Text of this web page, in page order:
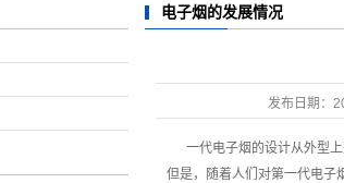
电子烟的发展情况
发布日期：
一代电子烟的设计从外型
但是，随着人们对第一代电子